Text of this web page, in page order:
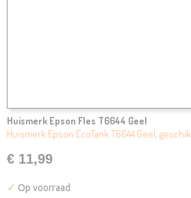
Huismerk Epson Fles T6644 Geel
Huismerk Epson EcoTank T6644 Geel,
€ 11,99
✓ Op voorraad